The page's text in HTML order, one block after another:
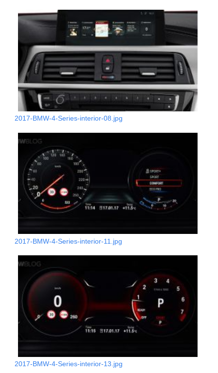
2017-BMW-4-Series-interior-08.jpg
2017-BMW-4-Series-interior-11.jpg
2017-BMW-4-Series-interior-13.jpg